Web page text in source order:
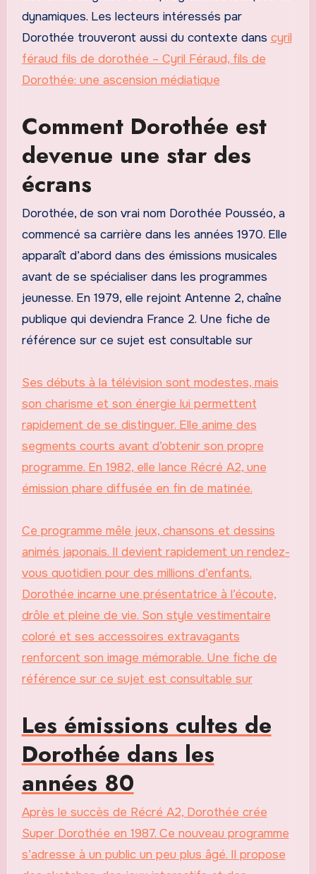
dynamiques. Les lecteurs intéressés par
Dorothée trouveront aussi du contexte dans cyril
féraud fils de dorothée – Cyril Féraud, fils de
Dorothée: une ascension médiatique
Comment Dorothée est
devenue une star des
écrans
Dorothée, de son vrai nom Dorothée Pousséo, a
commencé sa carrière dans les années 1970. Elle
apparaît d’abord dans des émissions musicales
avant de se spécialiser dans les programmes
jeunesse. En 1979, elle rejoint Antenne 2, chaîne
publique qui deviendra France 2. Une fiche de
référence sur ce sujet est consultable sur
Ses débuts à la télévision sont modestes, mais
son charisme et son énergie lui permettent
rapidement de se distinguer. Elle anime des
segments courts avant d’obtenir son propre
programme. En 1982, elle lance Récré A2, une
émission phare diffusée en fin de matinée.
Ce programme mêle jeux, chansons et dessins
animés japonais. Il devient rapidement un rendez-
vous quotidien pour des millions d’enfants.
Dorothée incarne une présentatrice à l’écoute,
drôle et pleine de vie. Son style vestimentaire
coloré et ses accessoires extravagants
renforcent son image mémorable. Une fiche de
référence sur ce sujet est consultable sur
Les émissions cultes de
Dorothée dans les
années 80
Après le succès de Récré A2, Dorothée crée
Super Dorothée en 1987. Ce nouveau programme
s’adresse à un public un peu plus âgé. Il propose